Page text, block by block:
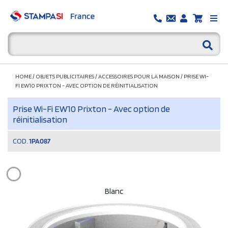
HOME/ OBJETS PUBLICITAIRES/ACCESSOIRES POUR LA MAISON / PRISE WI-
FI EW10 PRIXTON - AVEC OPTION DE RÉINITIALISATION
Prise Wi-Fi EW10 Prixton - Avec option de
réinitialisation
COD. 1PA087
Blanc